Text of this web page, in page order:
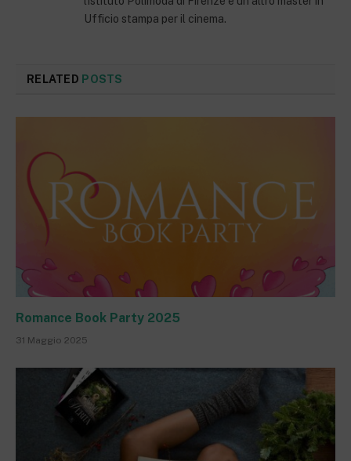
Ufficio stampa per il cinema.
RELATED POSTS
Romance Book Party 2025
31 Maggio 2025